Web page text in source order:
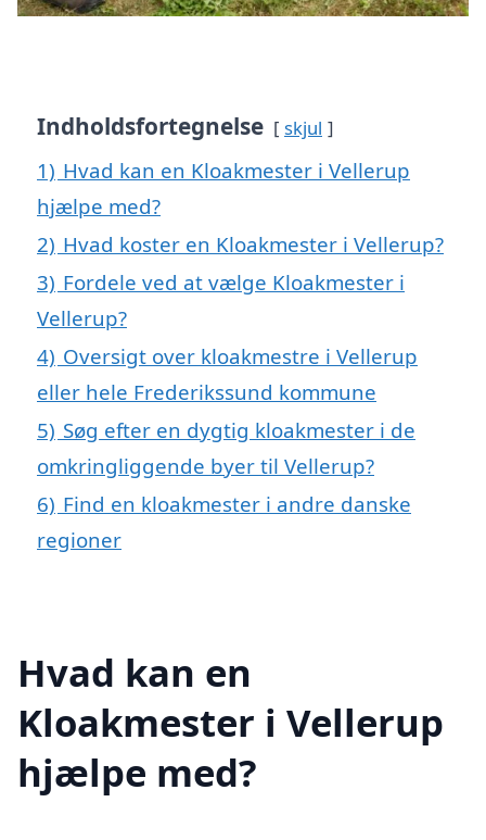
Indholdsfortegnelse skjul
1) Hvad kan en Kloakmester i Vellerup
hjælpe med?
2) Hvad koster en Kloakmester i Vellerup?
3) Fordele ved at vælge Kloakmester i
Vellerup?
4) Oversigt over kloakmestre i Vellerup
eller hele Frederikssund kommune
5) Søg efter en dygtig kloakmester i de
omkringliggende byer til Vellerup?
6) Find en kloakmester i andre danske
regioner
Hvad kan en
Kloakmester i Vellerup
hjælpe med?